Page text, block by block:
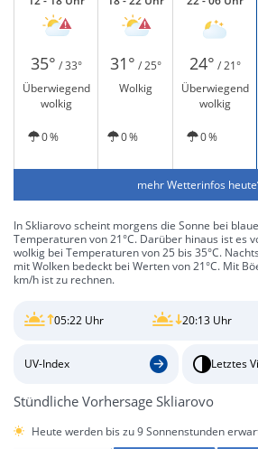
35° / 33° 31° / 25° 24° / 21°
Überwiegend
wolkig
Wolkig
Überwiegend
wolkig
0 %
0 % 0 %
mehr Wetterinfos heute
In Skliarovo scheint morgens die Sonne bei
Temperaturen von 21°C. Darüber hinaus ist es
wolkig bei Temperaturen von 25 bis 35°C.
mit Wolken bedeckt bei Werten von 21°C. Mit
km/h ist zu rechnen.
05:22 Uhr 20:13 Uhr
UV-Index Letztes
Stündliche Vorhersage Skliarovo
Heute werden bis zu 9 Sonnenstunden